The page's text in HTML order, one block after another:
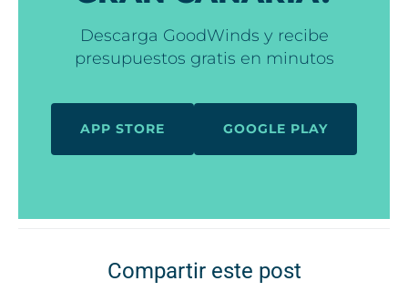
Descarga GoodWinds y recibe
presupuestos gratis en minutos
APP STORE GOOGLE PLAY
Compartir este post